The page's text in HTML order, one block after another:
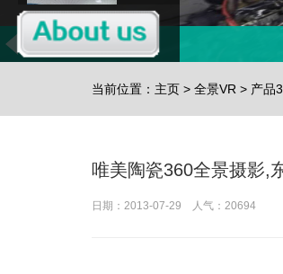
当前位置： 主页 > 全景VR > 产品
唯美陶瓷360全景摄影,
日期：2013-07-29 人气： 20694